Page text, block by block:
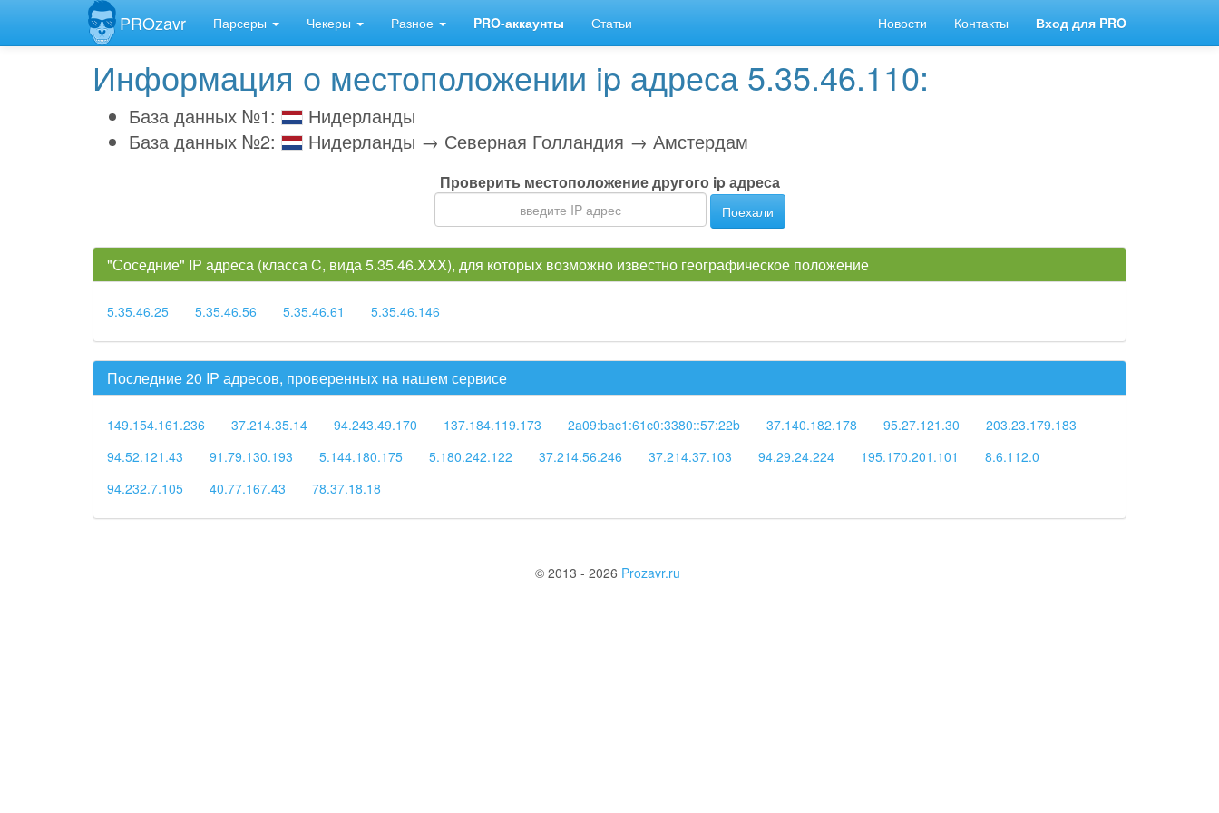
PROzavr Парсеры Чекеры Разное PRO-аккаунты Статьи Новости Контакты Вход для PRO
Информация о местоположении ip адреса 5.35.46.110:
База данных №1:
Нидерланды
База данных №2:
Нидерланды → Северная Голландия → Амстердам
Проверить местоположение другого ip адреса
Поехали
"Соседние" IP адреса (класса C, вида 5.35.46.XXX), для которых возможно известно географическое положение
5.35.46.25 5.35.46.56 5.35.46.61 5.35.46.146
Последние 20 IP адресов, проверенных на нашем сервисе
149.154.161.236 37.214.35.14 94.243.49.170 137.184.119.173 2a09:bac1:61c0:3380::57:22b 37.140.182.178 95.27.121.30
203.23.179.183
94.52.121.43
91.79.130.193 5.144.180.175 5.180.242.122 37.214.56.246 37.214.37.103 94.29.24.224 195.170.201.101
8.6.112.0
94.232.7.105
40.77.167.43 78.37.18.18
© 2013 - 2026 Prozavr.ru